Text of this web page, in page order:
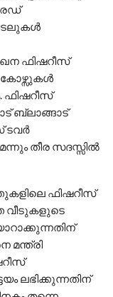
ഫിഷറീസ്
കോഴ്സുകൾ
ഫിഷറീസ്
ബ്ലാങ്ങാട്
ടവർ
തീര സദസ്സിൽ
ഫിഷറീസ്
വീടുകളുടെ
മന്ത്രി
ലഭിക്കുന്നതിന്